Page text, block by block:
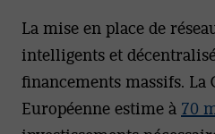
La mise en place de
intelligents et
financements massifs. La
Européenne estime à 70